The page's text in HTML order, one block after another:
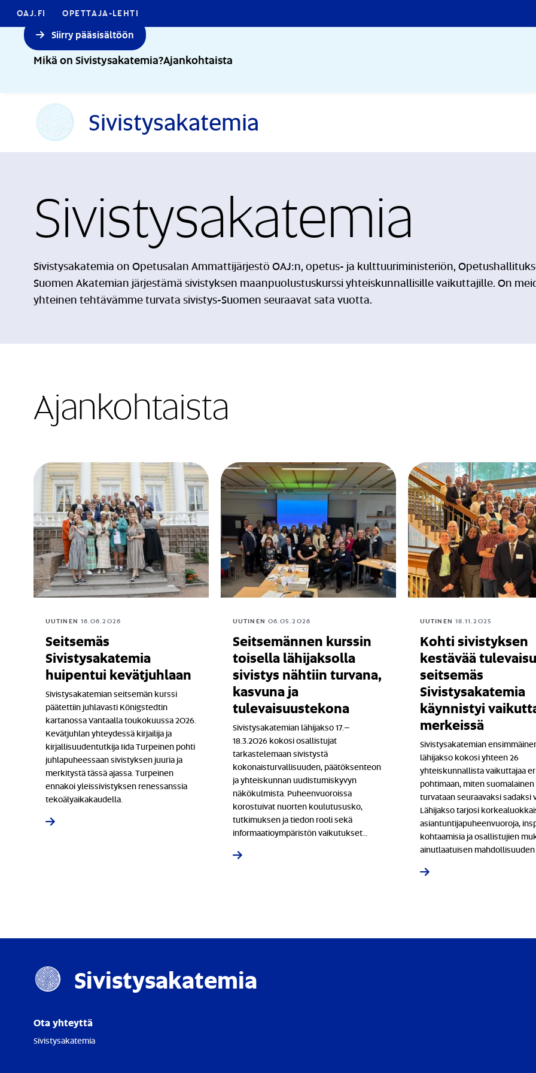
Siirry pääsisältöön
OAJ.FI OPETTAJA-LEHTI
Mikä on Sivistysakatemia?Ajankohtaista
Sivistysakatemia
Sivistysakatemia
Sivistysakatemia on Opetusalan Ammattijärjestö OAJ:n, opetus- ja kulttuuriministeriön,
Suomen Akatemian järjestämä sivistyksen maanpuolustuskurssi yhteiskunnallisille vaikuttajille. On
yhteinen tehtävämme turvata sivistys-Suomen seuraavat sata vuotta.
Ajankohtaista
UUTINEN 16.06.2026
Seitsemäs
Sivistysakatemia
huipentui kevätjuhlaan
Sivistysakatemian seitsemän kurssi
päätettiin juhlavasti Königstedtin
kartanossa Vantaalla toukokuussa 2026.
Kevätjuhlan yhteydessä kirjailija ja
kirjallisuudentutkija Iida Turpeinen pohti
juhlapuheessaan sivistyksen juuria ja
merkitystä tässä ajassa. Turpeinen
ennakoi yleissivistyksen renessanssia
tekoälyaikakaudella.
UUTINEN 06.05.2026
Seitsemännen kurssin
toisella lähijaksolla
sivistys nähtiin turvana,
kasvuna ja
tulevaisuustekona
Sivistysakatemian lähijakso 17.–
18.3.2026 kokosi osallistujat
tarkastelemaan sivistystä
kokonaisturvallisuuden, päätöksenteon
ja yhteiskunnan uudistumiskyvyn
näkökulmista. Puheenvuoroissa
korostuivat nuorten koulutususko,
tutkimuksen ja tiedon rooli sekä
informaatioympäristön vaikutukset
UUTINEN 18.11.2025
Kohti sivistyksen
kestävää
seitsemäs
Sivistysakatemia
käynnistyi
merkeissä
Sivistysakatemian
lähijakso kokosi yhteen 26
yhteiskunnallista vaikuttajaa
pohtimaan, miten
turvataan seuraavaksi sadaksi
Lähijakso tarjosi
asiantuntijapuheenvuoroja,
kohtaamisia ja osallistujien
ainutlaatuisen
maailmassa.
Sivistysakatemia
Ota yhteyttä
Sivistysakatemia